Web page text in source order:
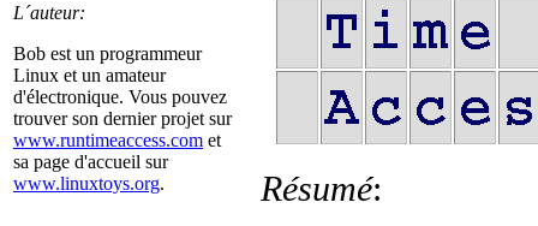
L´auteur:
Bob est un programmeur
Linux et un amateur
d'électronique. Vous pouvez
trouver son dernier projet sur
www.runtimeaccess.com et
sa page d'accueil sur
www.linuxtoys.org. Résumé: